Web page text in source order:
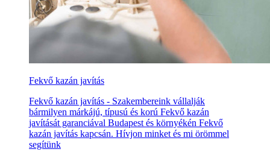
Fekvő kazán javítás
Fekvő kazán javítás - Szakembereink vállalják
bármilyen márkájú, típusú és korú Fekvő kazán
javítását garanciával Budapest és környékén Fekvő
kazán javítás kapcsán. Hívjon minket és mi örömmel
segítünk